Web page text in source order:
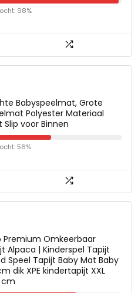
98%
Babyspeelmat, Grote
Polyester Materiaal
voor Binnen
56%
Premium Omkeerbaar
Alpaca | Kinderspel Tapijt
Speel Tapijt Baby Mat Baby
dik XPE kindertapijt XXL
cm